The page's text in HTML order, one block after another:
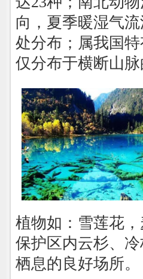
向，夏季暖湿气
处分布；属我国
仅分布于横断山
植物如：雪莲花
保护区内云杉、
栖息的良好场所。